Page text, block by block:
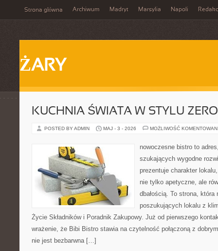
Strona główna Archiwum Madryt Marsylia Napoli
ŻARY
KUCHNIA ŚWIATA W STYLU
POSTED BY ADMIN MAJ - 3 - 2026 MOŻLIWOŚĆ
nowoczesne bistro to
szukających wygodne
prezentuje charakter
nie tylko apetyczne, ale
dbałością. To strona,
poszukujących lokalu z
Życie Składników i Poradnik Zakupowy. Już od pierwszego
wrażenie, że Bibi Bistro stawia na czytelność połączoną z
nie jest bezbarwna […]